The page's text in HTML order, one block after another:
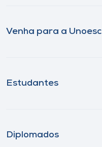
Venha para a Unoesc
Estudantes
Diplomados